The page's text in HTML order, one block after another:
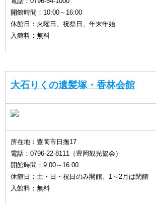
開館時間：10:00～16:00
休館日：火曜日、祝祭日、年末年始
入館料：無料
大石りくの遺髪塚・香林会館
所在地：豊岡市日撫17
電話：0796-22-8111（豊岡観光協会）
開館時間：9:00～16:00
休館日：土・日・祝日のみ開館、1～2月は閉館
入館料：無料